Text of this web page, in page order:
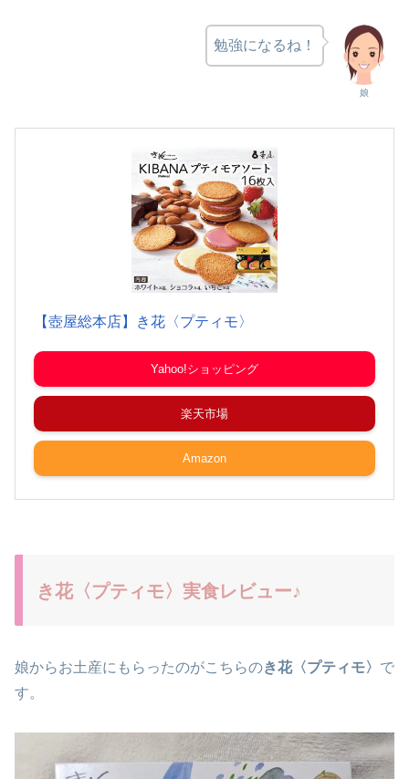
娘
勉強になるね！
【壺屋総本店】き花〈プティモ〉
Yahoo!ショッピング
楽天市場
Amazon
き花〈プティモ〉実食レビュー♪
娘からお土産にもらったのがこちらのき花〈プティモ〉 で
す。